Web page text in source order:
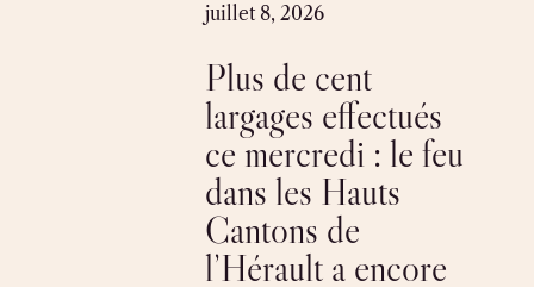
juillet 8, 2026
Plus de cent
largages effectués
ce mercredi : le feu
dans les Hauts
Cantons de
l’Hérault a encore